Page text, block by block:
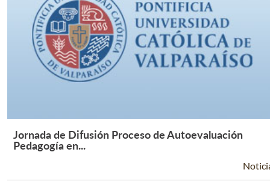
Leer Más +
Jornada de Difusión Proceso de Autoevaluación
Pedagogía en...